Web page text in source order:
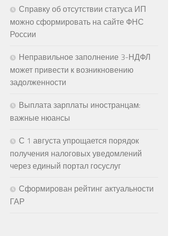
Справку об отсутствии статуса ИП
можно сформировать на сайте ФНС
России
Неправильное заполнение 3-НДФЛ
может привести к возникновению
задолженности
Выплата зарплаты иностранцам:
важные нюансы
С 1 августа упрощается порядок
получения налоговых уведомлений
через единый портал госуслуг
Сформирован рейтинг актуальности
ГАР